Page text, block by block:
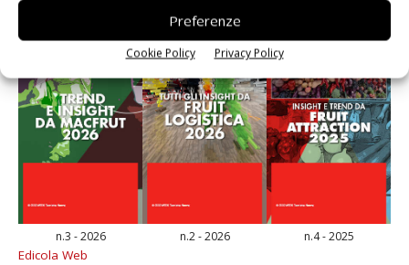
Preferenze
Cookie Policy Privacy Policy
n.3 - 2026 n.2 - 2026 n.4 - 2025
Edicola Web